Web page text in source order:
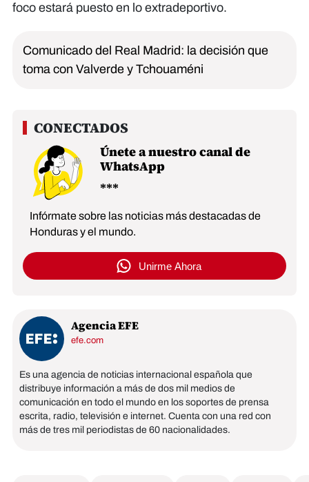
foco estará puesto en lo extradeportivo.
Comunicado del Real Madrid: la decisión que
toma con Valverde y Tchouaméni
Únete a nuestro canal de
WhatsApp
Infórmate sobre las noticias más destacadas de
Honduras y el mundo.
Unirme Ahora
Agencia EFE
efe.com
Es una agencia de noticias internacional española que
distribuye información a más de dos mil medios de
comunicación en todo el mundo en los soportes de prensa
escrita, radio, televisión e internet. Cuenta con una red con
más de tres mil periodistas de 60 nacionalidades.